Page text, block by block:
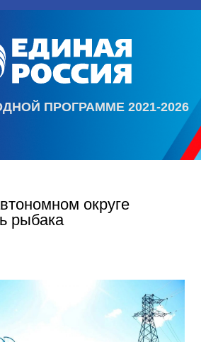
ПРОГРАММЕ 2021-2026
округе
рыбака